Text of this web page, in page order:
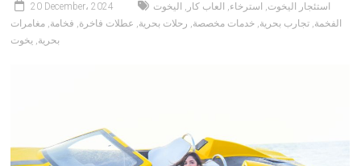
20 December، 2024 استئجار اليخوت, استرخاء, العاب كار , اليخوت
الفخمة, تجارب بحرية, خدمات مخصصة, رحلات بحرية, عطلات فاخرة, فخامة, مغامرات
بحرية, يخوت